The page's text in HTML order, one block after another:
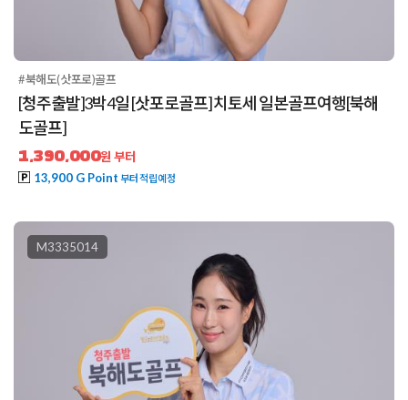
#북해도(삿포로)골프
[청주출발]3박4일 [삿포로골프] 치토세 일본골프여행[북해
도골프]
1,390,000원 부터
13,900 G Point 부터 적립예정
M3335014